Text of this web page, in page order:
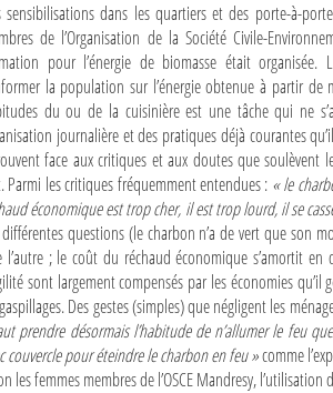
sensibilisations dans les quartiers et des porte-à-
de l’Organisation de la Société Civile-
pour l’énergie de biomasse était organisée.
la population sur l’énergie obtenue à partir de
du ou de la cuisinière est une tâche qui ne
journalière et des pratiques déjà courantes
face aux critiques et aux doutes que soulèvent
Parmi les critiques fréquemment entendues : « le
économique est trop cher, il est trop lourd, il se
questions (le charbon n’a de vert que son
l’autre ; le coût du réchaud économique s’amortit
sont largement compensés par les économies
Des gestes (simples) que négligent les
prendre désormais l’habitude de n’allumer le feu
couvercle pour éteindre le charbon en feu »comme
les femmes membres de l’OSCE Mandresy,